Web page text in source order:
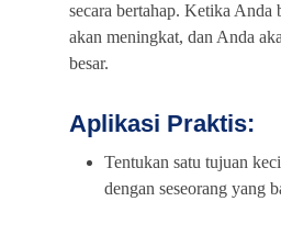
secara bertahap. Ketika
akan meningkat, dan Anda
besar.
Aplikasi Praktis:
Tentukan satu tujuan
dengan seseorang yang